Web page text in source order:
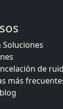
de
más